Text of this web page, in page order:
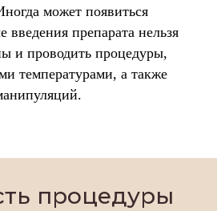
может появиться
введения препарата нельзя
и проводить процедуры,
температурами, а также
процедуры